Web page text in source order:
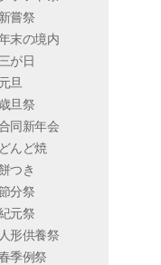
嘗祭
末の境内
が日
旦
旦祭
同新年会
んど焼
つき
分祭
元祭
形供養祭
季例祭